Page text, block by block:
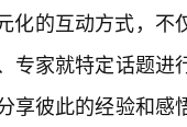
化的互动方式，
专家就特定话题
享彼此的经验和